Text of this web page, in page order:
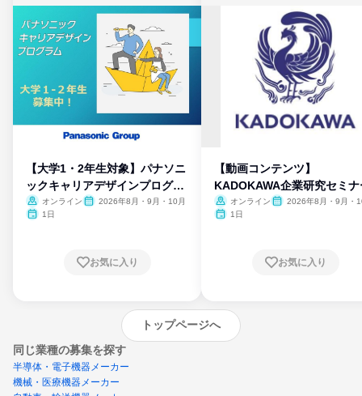
【大学1・2年生対象】パナソニ
ックキャリアデザインプログラ
ム
オンライン
2026年8月・9月・10月
1日
お気に入り
【動画コンテンツ】
KADOKAWA企業研究セミナ
オンライン
2026年8月・9月・
1日
お気に入り
トップページへ
同じ業種の募集を探す
半導体・電子機器メーカー
機械・医療機器メーカー